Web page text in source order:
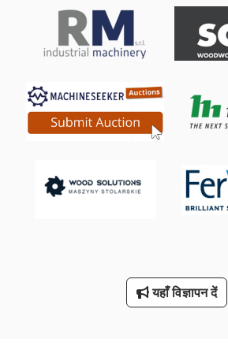
पूरी तरह से स्वचालित रूप से देखा
बार उपकरण
मशीन वाइस 200 मिमी
मापने के उपकरण
रोलिंग उपकरण
सील कर सकते हैं मशीन नई यहाँ विज्ञापन दें